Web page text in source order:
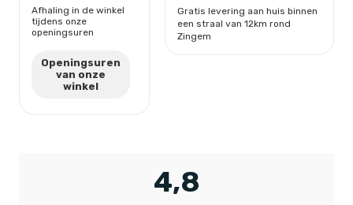
Afhaling in de winkel
tijdens onze
openingsuren
Openingsuren
van onze
winkel
Gratis levering aan huis binnen
een straal van 12km rond
Zingem
4,8